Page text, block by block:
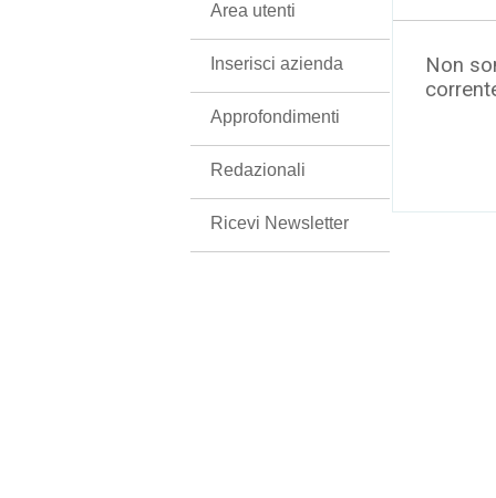
Non
Area utenti
Inserisci azienda
Approfondimenti
Redazionali
Ricevi Newsletter